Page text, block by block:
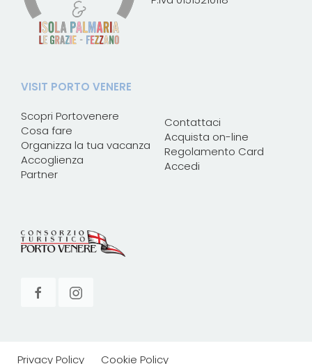
VISIT PORTO VENERE
Scopri Portovenere
Cosa fare
Organizza la tua vacanza
Accoglienza
Partner
Contattaci
Acquista on-line
Regolamento Card
Accedi
Privacy Policy Cookie Policy